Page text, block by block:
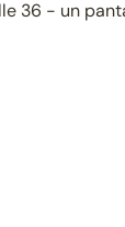
36 - un